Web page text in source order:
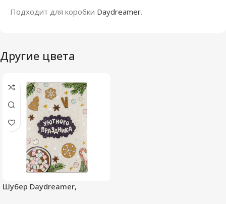
Подходит для коробки Daydreamer.
Другие цвета
Шубер Daydreamer,